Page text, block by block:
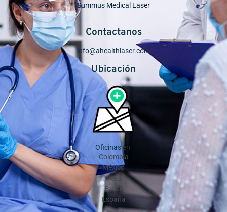
Summus Medical Laser
Contactanos
info@ahealthlaser.com
Ubicación
Oficinas en:
Colombia
México
Perú
Brasil
España